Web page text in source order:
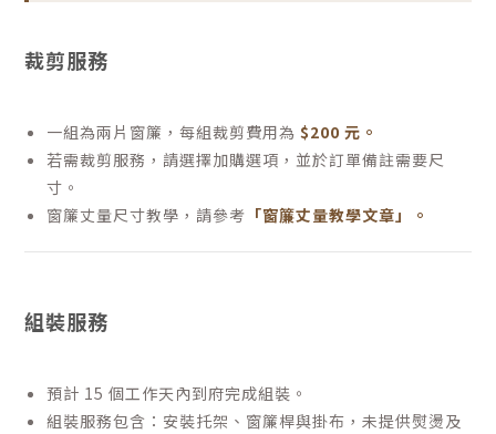
裁剪服務
一組為兩片窗簾，每組裁剪費用為 $200 元。
若需裁剪服務，請選擇加購選項，並於訂單備註需要尺
寸。
窗簾丈量尺寸教學，請參考 「窗簾丈量教學文章」。
組裝服務
預計 15 個工作天內到府完成組裝。
組裝服務包含：安裝托架、窗簾桿與掛布，未提供熨燙及